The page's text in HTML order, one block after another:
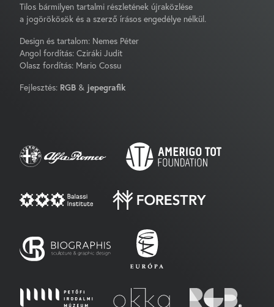
Tilos bármilyen tartalmi részletének újraközlése
a jogörökösök és a szerző írásos engedélye nélkül.
Design és tartalom: Nemes Péter
Angol fordítás: Cziráki Judit
Olasz fordítás: Mario Cossu
Fejlesztés: RGB & jepegrafik